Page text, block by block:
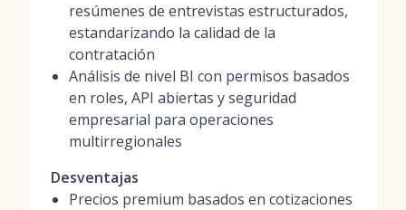
resúmenes de entrevistas estructurados,
estandarizando la calidad de la
contratación
Análisis de nivel BI con permisos basados
en roles, API abiertas y seguridad
empresarial para operaciones
multirregionales
Desventajas
Precios premium basados en cotizaciones